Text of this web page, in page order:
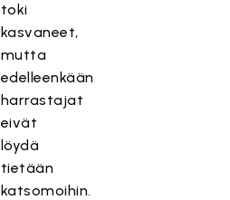
toki
kasvaneet,
mutta
edelleenkään
harrastajat
eivät
löydä
tietään
katsomoihin.